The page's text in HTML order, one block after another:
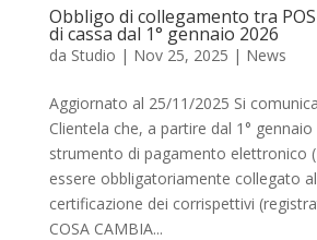
Obbligo di collegamento tra
di cassa dal 1° gennaio 2026
da Studio | Nov 25, 2025 | News
Aggiornato al 25/11/2025 Si
Clientela che, a partire dal 1°
strumento di pagamento elettronico
essere obbligatoriamente collegato
certificazione dei corrispettivi
COSA CAMBIA...